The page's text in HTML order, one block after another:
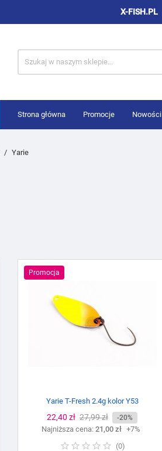
X-FISH.PL
Strona główna Promocje Nowości
Yarie
Promocja
Yarie T-Fresh 2.4g kolor Y53
Cena
22,40 zł Cena
podstawowa
27,99 zł -20%
Najniższa cena: 21,00 zł +7%
(0)